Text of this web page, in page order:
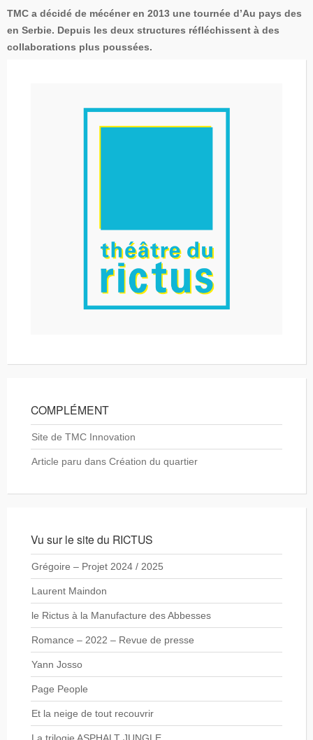
TMC a décidé de mécéner en 2013 une tournée d’Au pays des
en Serbie. Depuis les deux structures réfléchissent à des
collaborations plus poussées.
COMPLÉMENT
Site de TMC Innovation
Article paru dans Création du quartier
Vu sur le site du RICTUS
Grégoire – Projet 2024 / 2025
Laurent Maindon
le Rictus à la Manufacture des Abbesses
Romance – 2022 – Revue de presse
Yann Josso
Page People
Et la neige de tout recouvrir